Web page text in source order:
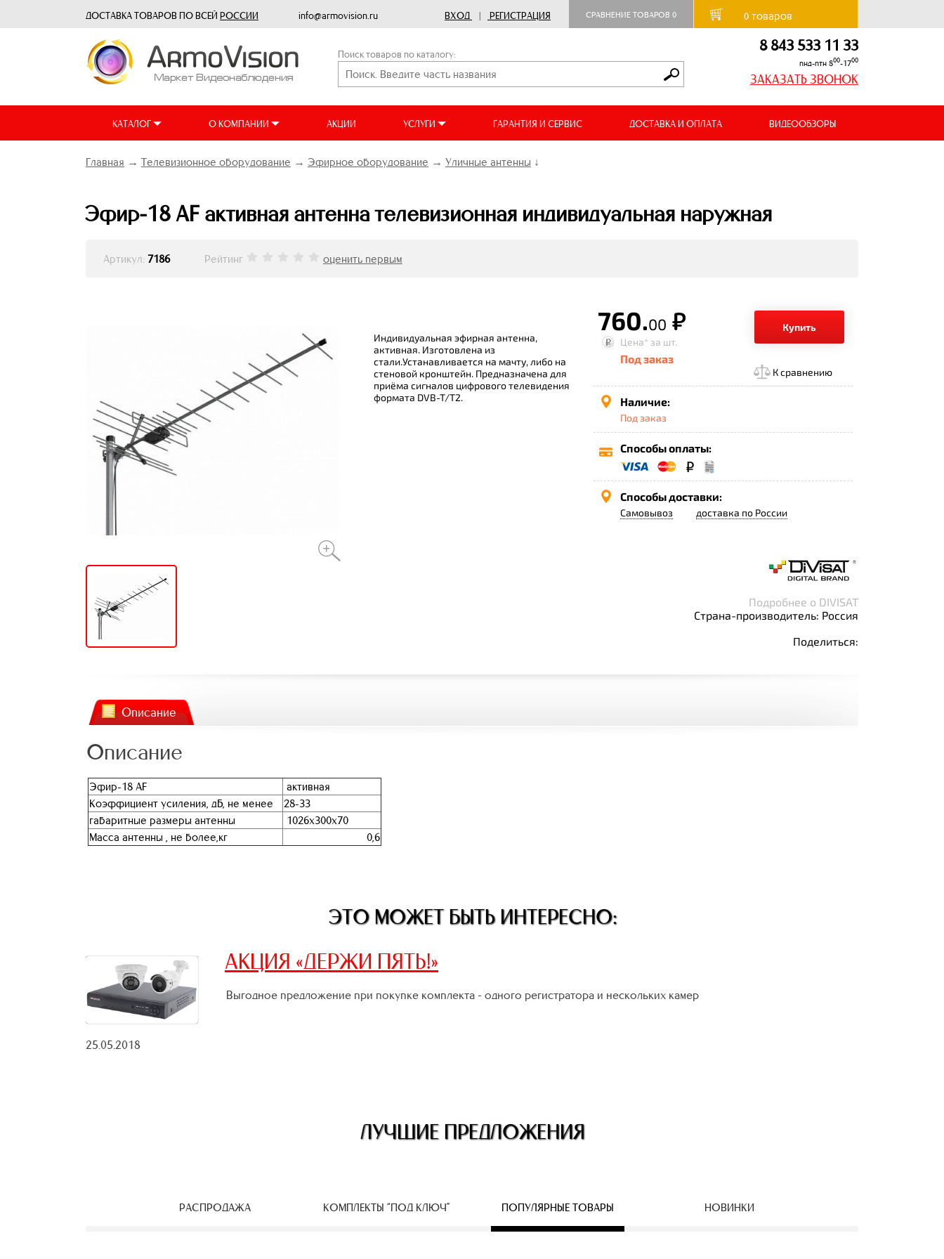
ДОСТАВКА ТОВАРОВ ПО ВСЕЙ РОССИИ info@armovision.ru ВХОД | РЕГИСТРАЦИЯ СРАВНЕНИЕ ТОВАРОВ 0 0товаров
Поиск товаров по каталогу: 8 843 533 11 33
пнд-птн 800-1700
ЗАКАЗАТЬ ЗВОНОК
КАТАЛОГ О КОМПАНИИ АКЦИИ УСЛУГИ ГАРАНТИЯ И СЕРВИС ДОСТАВКА И ОПЛАТА ВИДЕООБЗОРЫ
Главная → Телевизионное оборудование → Эфирное оборудование → Уличные антенны ↓
Эфир-18 AF активная антенна телевизионная индивидуальная наружная
Артикул: 7186 Рейтинг оценить первым
Индивидуальная эфирная антенна,
активная. Изготовлена из
стали.Устанавливается на мачту, либо на
стеновой кронштейн. Предназначена для
приёма сигналов цифрового телевидения
формата DVB-T/T2.
760.00 р.
Купить
Цена* за шт.
Под заказ
К сравнению
Наличие:
Под заказ
Способы оплаты:
Способы доставки:
Самовывоз доставка по России
Подробнее о DIVISAT
Страна-производитель: Россия
Поделиться:
Описание
Описание
Эфир-18 AF
активная
Коэффициент усиления, дБ, не менее
28-33
габаритные размеры антенны
1026х300х70
Масса антенны , не более,кг
0,6
ЭТО МОЖЕТ БЫТЬ ИНТЕРЕСНО:
25.05.2018
АКЦИЯ «ДЕРЖИ ПЯТЬ!»
Выгодное предложение при покупке комплекта - одного регистратора и нескольких камер
ЛУЧШИЕ ПРЕДЛОЖЕНИЯ
РАСПРОДАЖА КОМПЛЕКТЫ “ПОД КЛЮЧ” ПОПУЛЯРНЫЕ ТОВАРЫ НОВИНКИ